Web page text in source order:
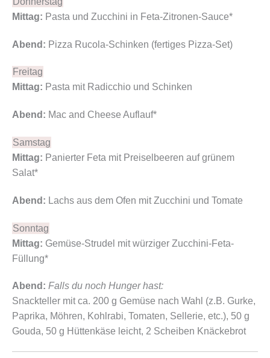
Mittag: Pasta und Zucchini in Feta-Zitronen-Sauce*
Abend: Pizza Rucola-Schinken (fertiges Pizza-Set)
Freitag
Mittag: Pasta mit Radicchio und Schinken
Abend: Mac and Cheese Auflauf*
Samstag
Mittag: Panierter Feta mit Preiselbeeren auf grünem
Salat*
Abend: Lachs aus dem Ofen mit Zucchini und Tomate
Sonntag
Mittag: Gemüse-Strudel mit würziger Zucchini-Feta-
Füllung*
Abend: Falls du noch Hunger hast:
Snackteller mit ca. 200 g Gemüse nach Wahl (z.B. Gurke,
Paprika, Möhren, Kohlrabi, Tomaten, Sellerie, etc.), 50 g
Gouda, 50 g Hüttenkäse leicht, 2 Scheiben Knäckebrot